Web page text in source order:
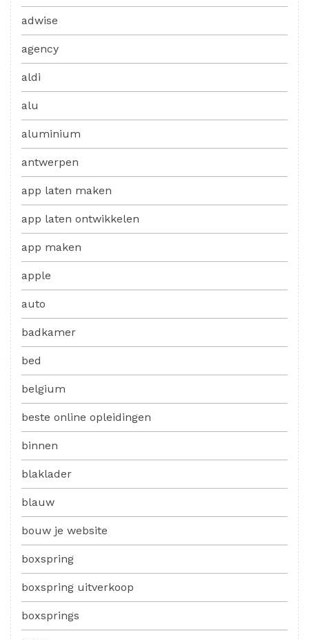
adwise
agency
aldi
alu
aluminium
antwerpen
app laten maken
app laten ontwikkelen
app maken
apple
auto
badkamer
bed
belgium
beste online opleidingen
binnen
blaklader
blauw
bouw je website
boxspring
boxspring uitverkoop
boxsprings